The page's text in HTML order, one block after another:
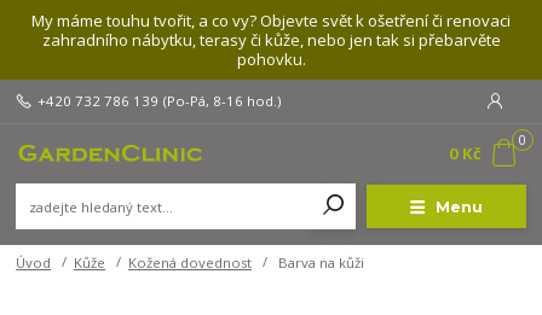
My máme touhu tvořit, a co vy? Objevte svět k ošetření či renovaci
zahradního nábytku, terasy či kůže, nebo jen tak si přebarvěte
pohovku.
Menu
+420 732 786 139 (Po-Pá, 8-16 hod.)
0
0 Kč
Úvod Kůže Kožená dovednost Barva na kůži